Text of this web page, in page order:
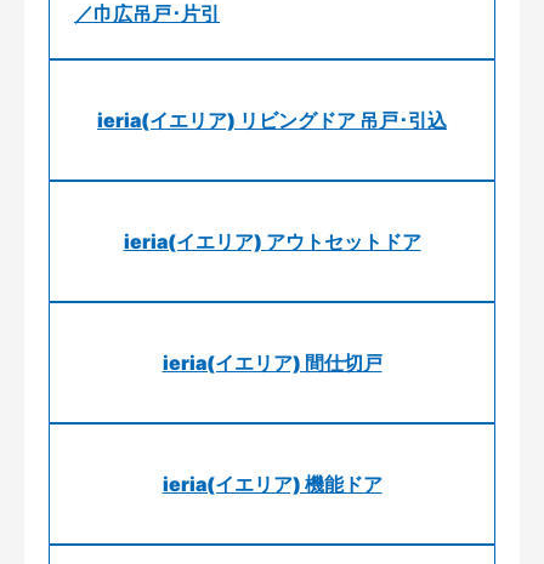
／巾広吊戸･片引
ieria(イエリア) リビングドア 吊戸･引込
ieria(イエリア) アウトセットドア
ieria(イエリア) 間仕切戸
ieria(イエリア) 機能ドア